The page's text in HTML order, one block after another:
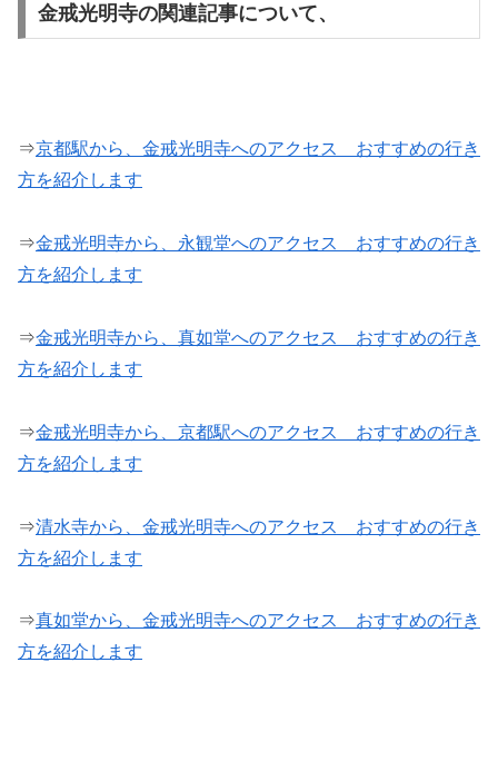
金戒光明寺の関連記事について、
⇒京都駅から、金戒光明寺へのアクセス おすすめの行き
方を紹介します
⇒金戒光明寺から、永観堂へのアクセス おすすめの行き
方を紹介します
⇒金戒光明寺から、真如堂へのアクセス おすすめの行き
方を紹介します
⇒金戒光明寺から、京都駅へのアクセス おすすめの行き
方を紹介します
⇒清水寺から、金戒光明寺へのアクセス おすすめの行き
方を紹介します
⇒真如堂から、金戒光明寺へのアクセス おすすめの行き
方を紹介します